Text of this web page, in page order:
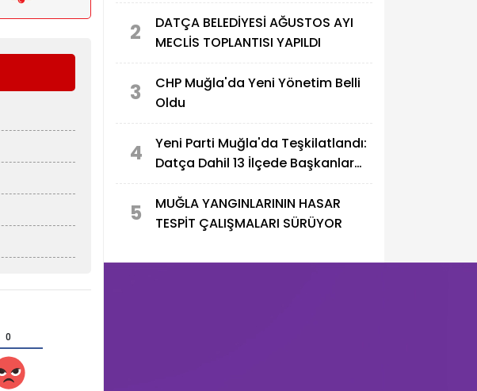
0
2
DATÇA BELEDİYESİ AĞUSTOS AYI
MECLİS TOPLANTISI YAPILDI
3
CHP Muğla'da Yeni Yönetim Belli
Oldu
4
Yeni Parti Muğla'da Teşkilatlandı:
Datça Dahil 13 İlçede Başkanlar
5
MUĞLA YANGINLARININ HASAR
TESPİT ÇALIŞMALARI SÜRÜYOR